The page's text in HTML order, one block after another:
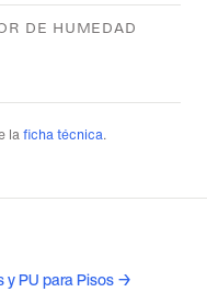
DE HUMEDAD
laficha técnica.
y PU para Pisos →